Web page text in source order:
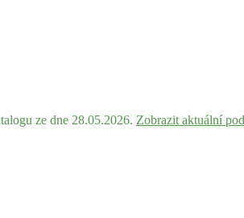
ze dne 28.05.2026. Zobrazit aktuální